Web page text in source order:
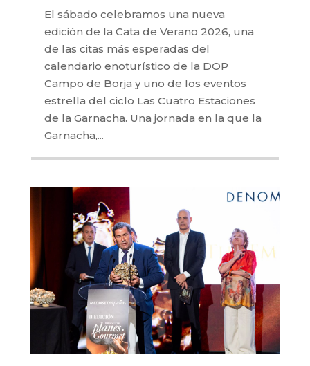
El sábado celebramos una nueva
edición de la Cata de Verano 2026, una
de las citas más esperadas del
calendario enoturístico de la DOP
Campo de Borja y uno de los eventos
estrella del ciclo Las Cuatro Estaciones
de la Garnacha. Una jornada en la que la
Garnacha,...